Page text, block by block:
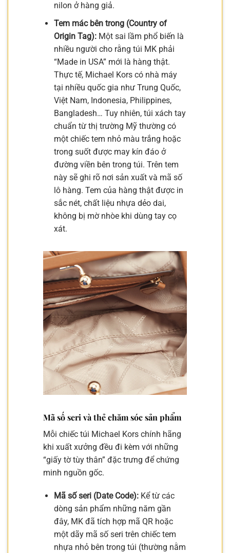
nilon ở hàng giả.
Tem mác bên trong (Country of
Origin Tag):Một sai lầm phổ biến là
nhiều người cho rằng túi MK phải
“Made in USA” mới là hàng thật.
Thực tế, Michael Kors có nhà máy
tại nhiều quốc gia như Trung Quốc,
Việt Nam, Indonesia, Philippines,
Bangladesh… Tuy nhiên, túi xách tay
chuẩn từ thị trường Mỹ thường có
một chiếc tem nhỏ màu trắng hoặc
trong suốt được may kín đáo ở
đường viền bên trong túi. Trên tem
này sẽ ghi rõ nơi sản xuất và mã số
lô hàng. Tem của hàng thật được in
sắc nét, chất liệu nhựa dẻo dai,
không bị mờ nhòe khi dùng tay cọ
xát.
Mã số seri và thẻ chăm sóc sản phẩm
Mỗi chiếc túi Michael Kors chính hãng
khi xuất xưởng đều đi kèm với những
“giấy tờ tùy thân” đặc trưng để chứng
minh nguồn gốc.
Mã số seri (Date Code):Kể từ các
dòng sản phẩm những năm gần
đây, MK đã tích hợp mã QR hoặc
một dãy mã số seri trên chiếc tem
nhựa nhỏ bên trong túi (thường nằm